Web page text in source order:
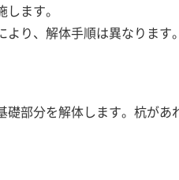
ます。
り、解体手順は異なります。
部分を解体します。杭があ